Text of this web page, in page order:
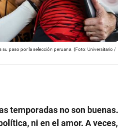
su paso por la selección peruana. (Foto: Universitario /
temporadas no son buenas.
ni en el amor. A veces,